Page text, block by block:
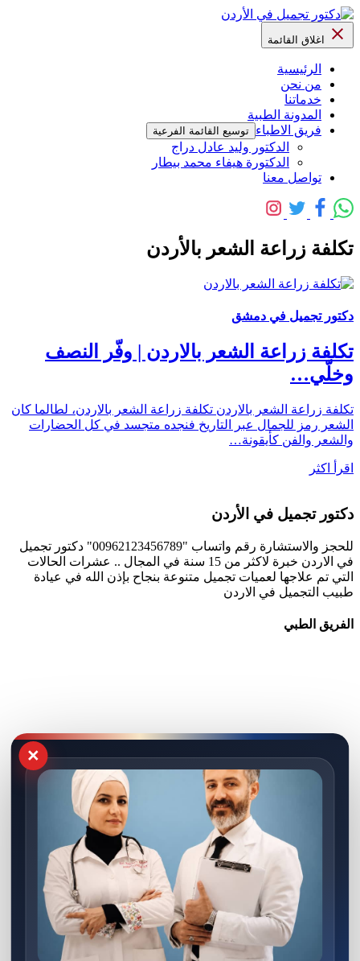
اغلاق القائمة
الرئيسية
من نحن
خدماتنا
المدونة الطبية
فريق الاطباء توسيع القائمة الفرعية
الدكتور وليد عادل دراج
الدكتورة هيفاء محمد بيطار
تواصل معنا
تكلفة زراعة الشعر بالأردن
دكتور تجميل في دمشق
تكلفة زراعة الشعر بالاردن | وفّر النصف
وخلّي…
تكلفة زراعة الشعر بالاردن تكلفة زراعة الشعر بالاردن، لطالما كان
الشعر رمز للجمال عبر التاريخ فنجده متجسد في كل الحضارات
والشعر والفن كأيقونة…
اقرأ اكثر
دكتور تجميل في الأردن
للحجز والاستشارة رقم واتساب "00962123456789" دكتور تجميل
في الاردن خبرة لاكثر من 15 سنة في المجال .. عشرات الحالات
التي تم علاجها لعميات تجميل متنوعة بنجاح بإذن الله في عيادة
طبيب التجميل في الاردن
الفريق الطبي
×